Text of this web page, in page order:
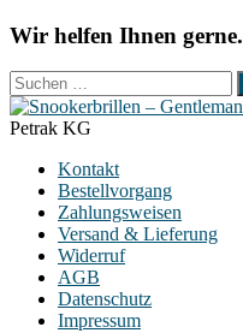
Wir helfen Ihnen gerne.
Suchen
nach:
Petrak KG
Kontakt
Bestellvorgang
Zahlungsweisen
Versand & Lieferung
Widerruf
AGB
Datenschutz
Impressum